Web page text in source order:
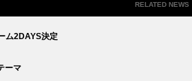
RELATED NEWS
ム2DAYS決定
ーマ